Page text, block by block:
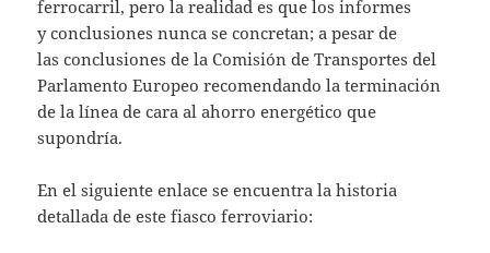
ferrocarril, pero la realidad es que los informes
y conclusiones nunca se concretan; a pesar de
las conclusiones de la Comisión de Transportes del
Parlamento Europeo recomendando la terminación
de la línea de cara al ahorro energético que
supondría.
En el siguiente enlace se encuentra la historia
detallada de este fiasco ferroviario: